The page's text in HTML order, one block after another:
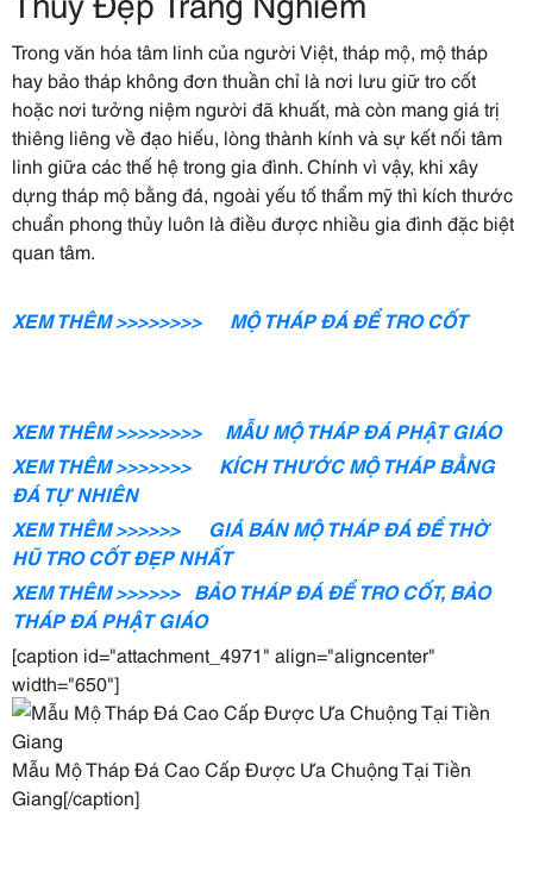
Trong văn hóa tâm linh của người Việt, tháp mộ, mộ tháp
hay bảo tháp không đơn thuần chỉ là nơi lưu giữ tro cốt
hoặc nơi tưởng niệm người đã khuất, mà còn mang giá trị
thiêng liêng về đạo hiếu, lòng thành kính và sự kết nối tâm
linh giữa các thế hệ trong gia đình. Chính vì vậy, khi xây
dựng tháp mộ bằng đá, ngoài yếu tố thẩm mỹ thì kích thước
chuẩn phong thủy luôn là điều được nhiều gia đình đặc biệt
quan tâm.
XEM THÊM >>>>>>>> MỘ THÁP ĐÁ ĐỂ TRO CỐT
XEM THÊM >>>>>>>> MẪU MỘ THÁP ĐÁ PHẬTGIÁO
XEM THÊM >>>>>>> KÍCH THƯỚC MỘ THÁP BẰNG
ĐÁ TỰ NHIÊN
XEM THÊM >>>>>> GIÁ BÁN MỘ THÁP ĐÁ ĐỂ THỜ
HŨ TRO CỐT ĐẸP NHẤT
XEM THÊM >>>>>> BẢO THÁP ĐÁ ĐỂ TRO CỐT, BẢO
THÁP ĐÁ PHẬT GIÁO
[caption id="attachment_4971" align="aligncenter"
width="650"]
Mẫu Mộ Tháp Đá Cao Cấp Được Ưa Chuộng Tại Tiền
Giang[/caption]